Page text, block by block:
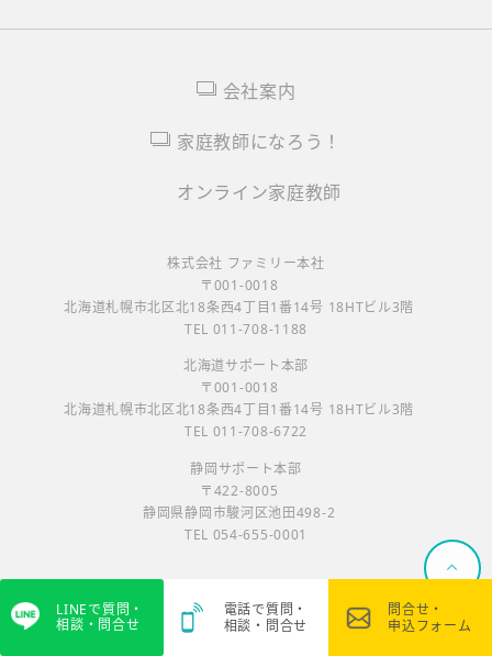
オンライン家庭教師
家庭教師になろう！
会社案内
株式会社 ファミリー本社
〒001-0018
北海道札幌市北区北18条西4丁目1番14号 18HTビル3階
TEL 011-708-1188
北海道サポート本部
〒001-0018
北海道札幌市北区北18条西4丁目1番14号 18HTビル3階
TEL 011-708-6722
静岡サポート本部
〒422-8005
静岡県静岡市駿河区池田498-2
TEL 054-655-0001
サイトマップ
LINEで質問・
相談・問合せ
電話で質問・
相談・問合せ
問合せ・
申込フォーム